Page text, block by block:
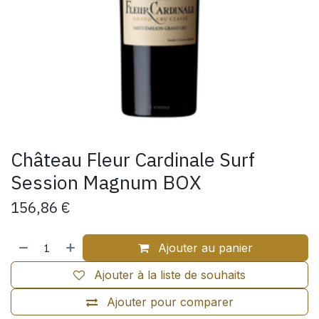
Château Fleur Cardinale Surf
Session Magnum BOX
156,86 €
Ajouter au panier
Ajouter pour comparer
Ajouter à la liste de souhaits